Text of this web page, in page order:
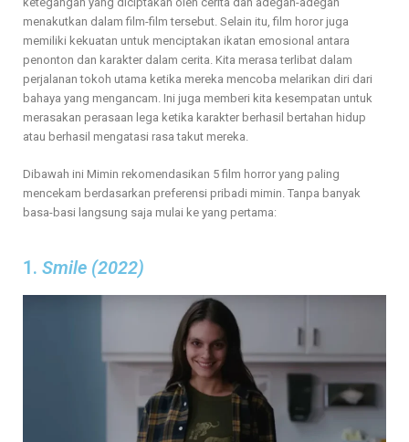
menakutkan dalam film-film tersebut. Selain itu, film horor juga
memiliki kekuatan untuk menciptakan ikatan emosional antara
penonton dan karakter dalam cerita. Kita merasa terlibat dalam
perjalanan tokoh utama ketika mereka mencoba melarikan diri dari
bahaya yang mengancam. Ini juga memberi kita kesempatan untuk
merasakan perasaan lega ketika karakter berhasil bertahan hidup
atau berhasil mengatasi rasa takut mereka.
Dibawah ini Mimin rekomendasikan 5 film horror yang paling
mencekam berdasarkan preferensi pribadi mimin. Tanpa banyak
basa-basi langsung saja mulai ke yang pertama:
1. Smile (2022)